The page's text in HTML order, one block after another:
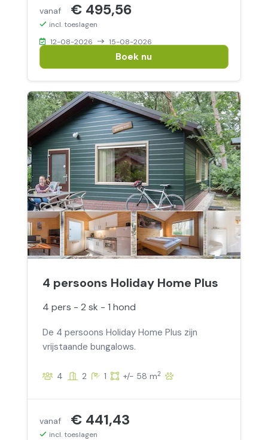
vanaf € 495,56
incl. toeslagen
12-08-2026
15-08-2026
Boek nu
4 persoons Holiday Home Plus
4 pers - 2 sk - 1 hond
De 4 persoons Holiday Home Plus zijn
vrijstaande bungalows.
4 2 1 +/- 58 m2
vanaf € 441,43
incl. toeslagen